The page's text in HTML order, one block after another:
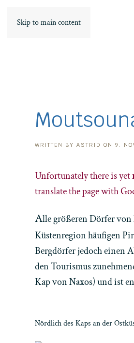
Skip to main content
WRITTEN BY ASTRID ON 9.
Unfortunately there is yet
translate the page with
Alle größeren Dörfer von
Küstenregion häufigen
Bergdörfer jedoch einen
den Tourismus
Kap von Naxos) und ist
Nördlich des Kaps an der